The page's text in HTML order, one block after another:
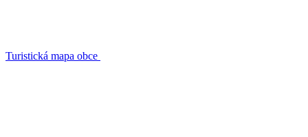
Turistická mapa obce